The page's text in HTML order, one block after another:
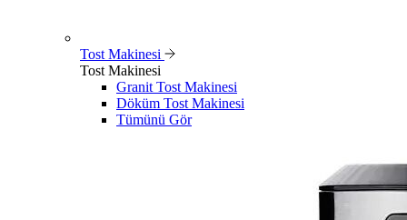
Tost Makinesi
Tost Makinesi
Granit Tost Makinesi
Döküm Tost Makinesi
Tümünü Gör